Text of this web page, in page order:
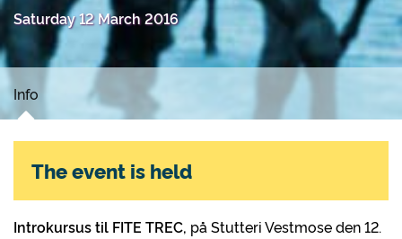
Saturday 12 March 2016
Info
Introkursus til FITE TREC, på Stutteri Vestmose den 12.
The event is held